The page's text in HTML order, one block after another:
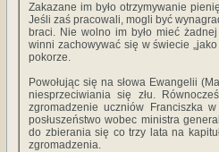
Zakazane im było otrzymywanie
Jeśli zaś pracowali, mogli być
braci. Nie wolno im było mieć
winni zachowywać się w świecie
pokorze.
Powołując się na słowa Ewangelii
niesprzeciwiania się złu.
zgromadzenie uczniów Franciszka
posłuszeństwo wobec ministra
do zbierania się co trzy lata na
zgromadzenia.